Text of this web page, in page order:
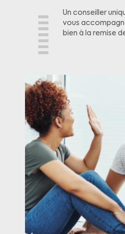
Un conseiller
vous
bien à la remise